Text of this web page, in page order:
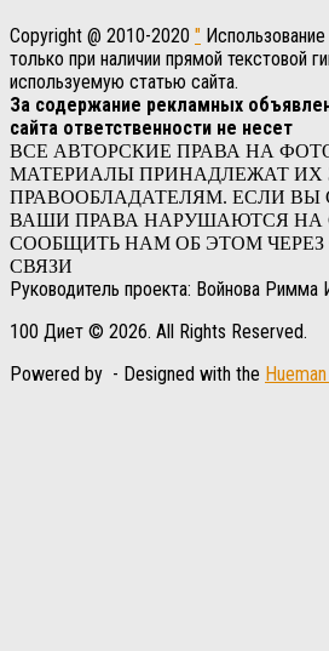
Copyright @ 2010-2020 "
только при наличии прямой текстовой
используемую статью сайта.
За содержание рекламных
сайта ответственности не несет
ВСЕ АВТОРСКИЕ ПРАВА НА
МАТЕРИАЛЫ ПРИНАДЛЕЖАТ
ПРАВООБЛАДАТЕЛЯМ. ЕСЛИ ВЫ
ВАШИ ПРАВА НАРУШАЮТСЯ НА
СООБЩИТЬ НАМ ОБ ЭТОМ
СВЯЗИ
Руководитель проекта: Войнова Римма
100 Диет © 2026. All Rights Reserved.
Powered by - Designed with the